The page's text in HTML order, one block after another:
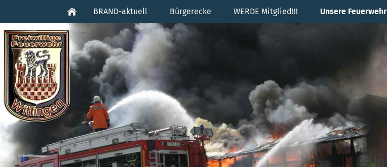
BRAND-aktuell Bürgerecke WERDE Mitglied!!! Unsere Feuerwehr